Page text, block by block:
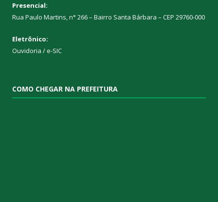
Presencial:
Rua Paulo Martins, n° 266 – Bairro Santa Bárbara – CEP 29760-000
Eletrônico:
Ouvidoria /e-SIC
COMO CHEGAR NA PREFEITURA